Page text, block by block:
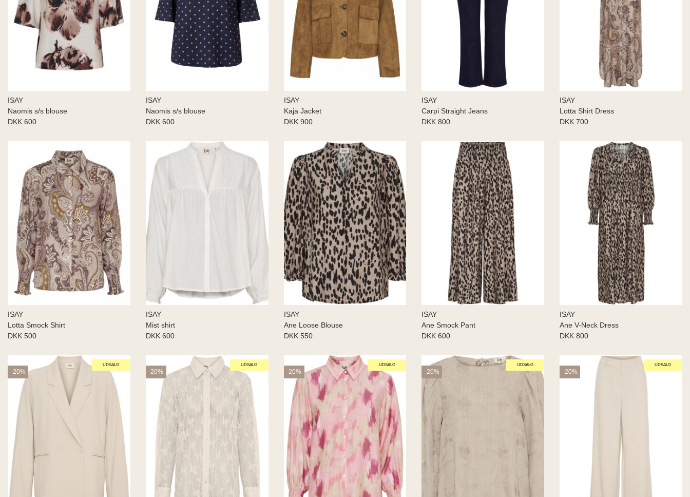
ISAY
Naomis s/s blouse
DKK 600
ISAY
Naomis s/s blouse
DKK 600
ISAY
Kaja Jacket
DKK 900
ISAY
Carpi Straight Jeans
DKK 800
ISAY
Lotta Shirt Dress
DKK 700
ISAY
Lotta Smock Shirt
DKK 500
ISAY
Mist shirt
DKK 600
ISAY
Ane Loose Blouse
DKK 550
ISAY
Ane Smock Pant
DKK 600
ISAY
Ane V-Neck Dress
DKK 800
UDSALG
-20%
UDSALG
-20%
UDSALG
-20%
UDSALG
-20%
UDSALG
-20%